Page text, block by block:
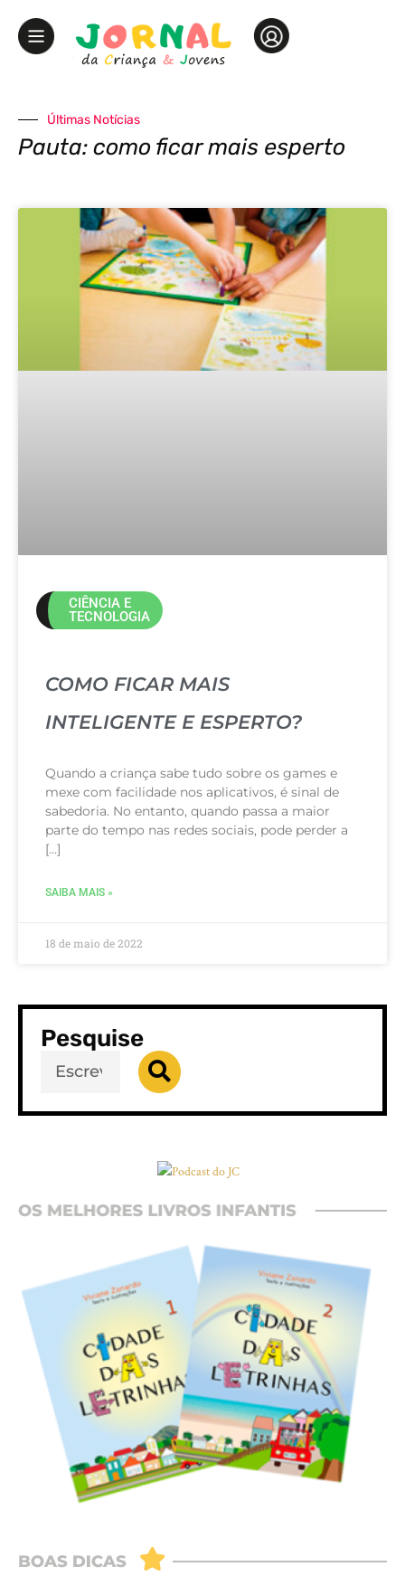
Últimas Notícias
Pauta: como ficar mais esperto
CIÊNCIA E
TECNOLOGIA
COMO FICAR MAIS
INTELIGENTE E ESPERTO?
Quando a criança sabe tudo sobre os games e
mexe com facilidade nos aplicativos, é sinal de
sabedoria. No entanto, quando passa a maior
parte do tempo nas redes sociais, pode perder a
[…]
SAIBA MAIS »
18 de maio de 2022
Pesquise